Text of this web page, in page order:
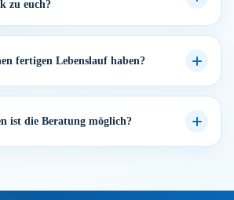
zu euch?
fertigen Lebenslauf haben?
ist die Beratung möglich?